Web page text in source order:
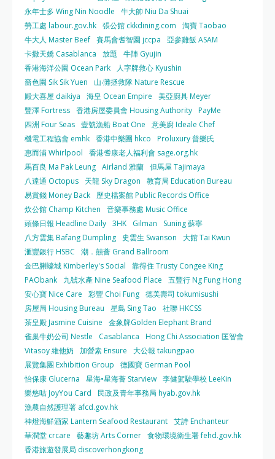
永年士多 Wing Nin Noodle
牛大帥 Niu Da Shuai
勞工處 labour.gov.hk 張公館 ckkdining.com
淘寶 Taobao
牛大人 Master Beef 賽馬會耆智園 jccpa
亞參雞飯 ASAM
卡撒天嬌 Casablanca
放題
牛陣 Gyujin
香港海洋公園 Ocean Park
人字牌救心 Kyushin
嗇色園 Sik Sik Yuen
山‧灘拯救隊 Nature Rescue
殿大喜屋 daikiya
海皇 Ocean Empire
美亞廚具 Meyer
豐澤 Fortress 香港房屋委員會 Housing Authority PayMe
四洲 Four Seas 壹號漁船 Boat One
意美廚 Ideale Chef
機電工程協會 emhk 香港中樂團 hkco
Proluxury 普樂氏
惠而浦 Whirlpool
香港耆康老人福利會 sage.org.hk
馬百良 Ma Pak Leung Airland 雅蘭 但馬屋 Tajimaya
八達通 Octopus
天龍 Sky Dragon
教育局 Education Bureau
易賞錢 Money Back
歷史檔案館 Public Records Office
炊公館 Champ Kitchen
音樂事務處 Music Office
頭條日報 Headline Daily 3HK Gilman
Suning 蘇寧
八方雲集 Bafang Dumpling
史雲生 Swanson
大館 Tai Kwun
滙豐銀行 HSBC
潮．囍薈 Grand Ballroom
金巴脷蠔城 Kimberley's Social
靠得住 Trusty Congee King
PAObank
九號水產 Nine Seafood Place
五豐行 Ng Fung Hong
安心寶 Nice Care
彩豐 Choi Fung 德美壽司 tokumisushi
房屋局 Housing Bureau
星島 Sing Tao
社聯 HKCSS
茶皇殿 Jasmine Cuisine
金象牌Golden Elephant Brand
雀巢牛奶公司 Nestle
Casablanca
Hong Chi Association 匡智會
Vitasoy 維他奶
加營素 Ensure
大公報 takungpao
展覽集團 Exhibition Group
德國寶 German Pool
怡保康 Glucerna
星海•星海薈 Starview 李健駕駛學校 LeeKin
樂悠咭 JoyYou Card
民政及青年事務局 hyab.gov.hk
漁農自然護理署 afcd.gov.hk
神燈海鮮酒家 Lantern Seafood Restaurant 艾詩 Enchanteur
華潤堂 crcare
藝趣坊 Arts Corner 食物環境衛生署 fehd.gov.hk
香港旅遊發展局 discoverhongkong